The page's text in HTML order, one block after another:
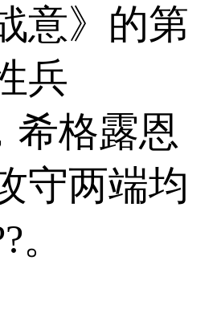
意》的第
兵
希格露恩
守两端均